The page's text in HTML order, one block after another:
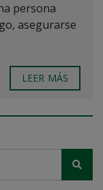
persona
asegurarse
LEER MÁS